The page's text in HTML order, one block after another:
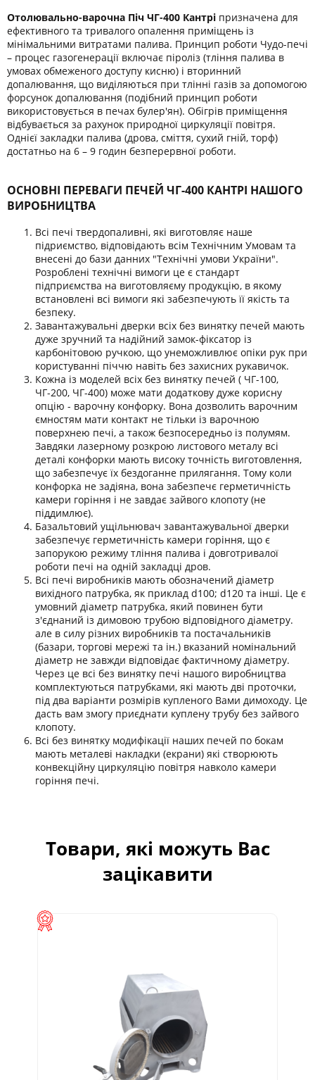
Отолювально-варочна Піч ЧГ-400 Кантрі призначена для
ефективного та тривалого опалення приміщень із
мінімальними витратами палива. Принцип роботи Чудо-печі
– процес газогенерації включає піроліз (тління палива в
умовах обмеженого доступу кисню) і вторинний
допалювання, що виділяються при тлінні газів за допомогою
форсунок допалювання (подібний принцип роботи
використовується в печах булер'ян). Обігрів приміщення
відбувається за рахунок природної циркуляції повітря.
Однієї закладки палива (дрова, сміття, сухий гній, торф)
достатньо на 6 – 9 годин безперервної роботи.
ОСНОВНІ ПЕРЕВАГИ ПЕЧЕЙ ЧГ-400 КАНТРІ НАШОГО
ВИРОБНИЦТВА
Всі печі твердопаливні, які виготовляє наше
підриємство, відповідають всім Технічним Умовам та
внесені до бази данних "Технічні умови України".
Розроблені технічні вимоги це є стандарт
підприємства на виготовляєму продукцію, в якому
встановлені всі вимоги які забезпечують її якість та
безпеку.
Завантажувальні дверки всіх без винятку печей мають
дуже зручний та надійний замок-фіксатор із
карбонітовою ручкою, що унеможливлює опіки рук при
користуванні піччю навіть без захисних рукавичок.
Кожна із моделей всіх без винятку печей ( ЧГ-100,
ЧГ-200, ЧГ-400) може мати додаткову дуже корисну
опцію - варочну конфорку. Вона дозволить варочним
ємностям мати контакт не тільки із варочною
поверхнею печі, а також безпосередньо із полумям.
Завдяки лазерному розкрою листового металу всі
деталі конфорки мають високу точність виготовлення,
що забезпечує їх бездоганне прилягання. Тому коли
конфорка не задіяна, вона забезпечє герметичність
камери горіння і не завдає зайвого клопоту (не
піддимлює).
Базальтовий ущільнювач завантажувальної дверки
забезпечує герметичність камери горіння, що є
запорукою режиму тління палива і довготривалої
роботи печі на одній закладці дров.
Всі печі виробників мають обозначений діаметр
вихідного патрубка, як приклад d100; d120 та інші. Це є
умовний діаметр патрубка, який повинен бути
з'єднаний із димовою трубою відповідного діаметру.
але в силу різних виробників та постачальників
(базари, торгові мережі та ін.) вказаний номінальний
діаметр не завжди відповідає фактичному діаметру.
Через це всі без винятку печі нашого виробництва
комплектуються патрубками, які мають дві проточки,
під два варіанти розмірів купленого Вами димоходу. Це
дасть вам змогу приєднати куплену трубу без зайвого
клопоту.
Всі без винятку модифікації наших печей по бокам
мають металеві накладки (екрани) які створюють
конвекційну циркуляцію повітря навколо камери
горіння печі.
Товари, які можуть Вас
зацікавити